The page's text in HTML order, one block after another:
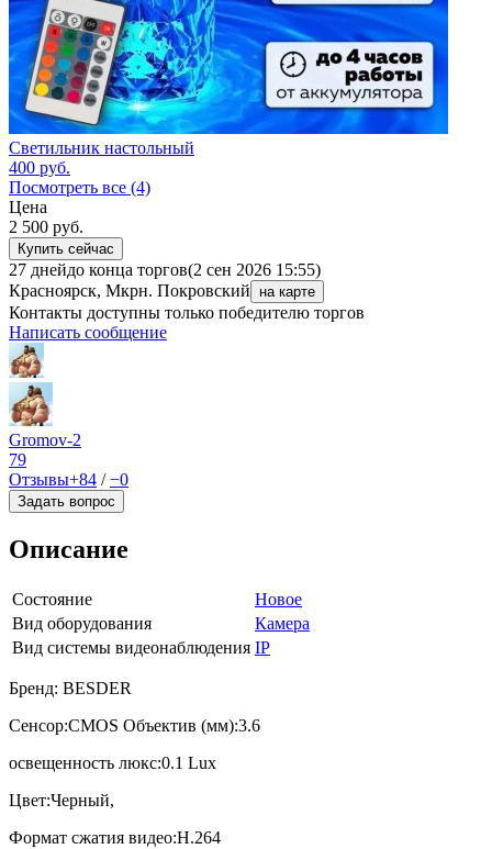
Светильник настольный
400 руб.
Посмотреть все (4)
Цена
2 500 руб.
Купить сейчас
27 днейдо конца торгов(2 сен 2026 15:55)
Красноярск, Мкрн. Покровский
на карте
Контакты доступны только победителю торгов
Написать сообщение
Gromov-2
79
Отзывы+84 /−0
Задать вопрос
Описание
Состояние
Новое
Вид оборудования
Камера
Вид системы видеонаблюдения IP
Бренд: BESDER
Сенсор:CMOS Объектив (мм):3.6
освещенность люкс:0.1 Lux
Цвет:Черный,
Формат сжатия видео:H.264